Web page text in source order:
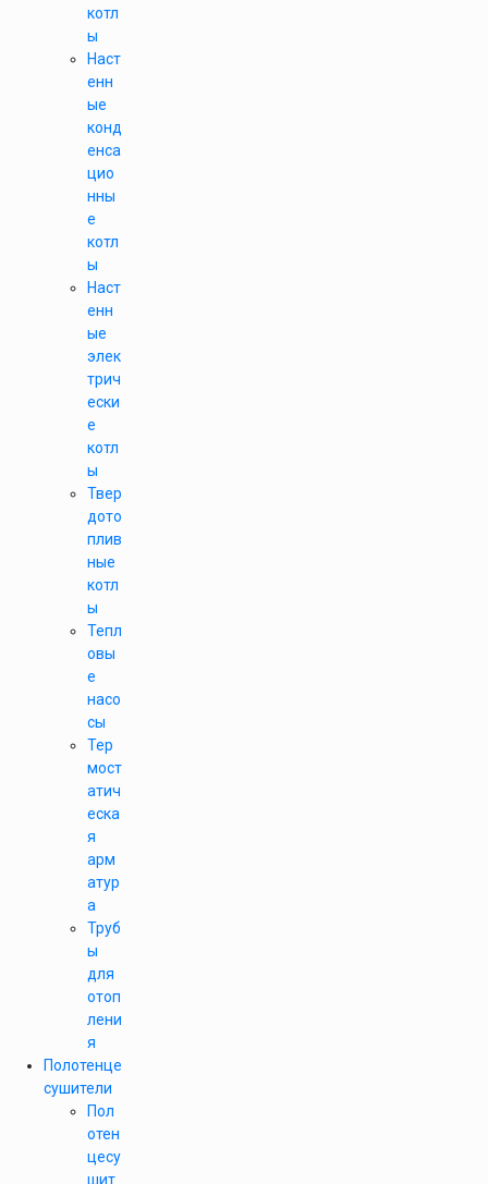
котл
ы
Наст
енн
ые
конд
енса
цио
нны
е
котл
ы
Наст
енн
ые
элек
трич
ески
е
котл
ы
Твер
дото
плив
ные
котл
ы
Тепл
овы
е
насо
сы
Тер
мост
атич
еска
я
арм
атур
а
Труб
ы
для
отоп
лени
я
Полотенце
сушители
Пол
отен
цесу
шит